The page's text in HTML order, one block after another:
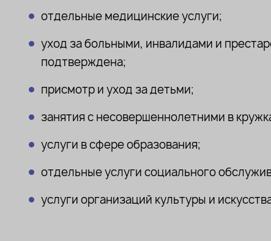
отдельные медицинские услуги;
уход за больными, инвалидами и
подтверждена;
присмотр и уход за детьми;
занятия с несовершеннолетними в
услуги в сфере образования;
отдельные услуги социального
услуги организаций культуры и